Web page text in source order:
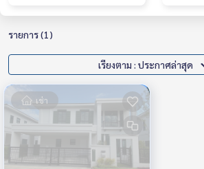
รายการ (1)
เรียงตาม : ประกาศล่าสุด
เช่า